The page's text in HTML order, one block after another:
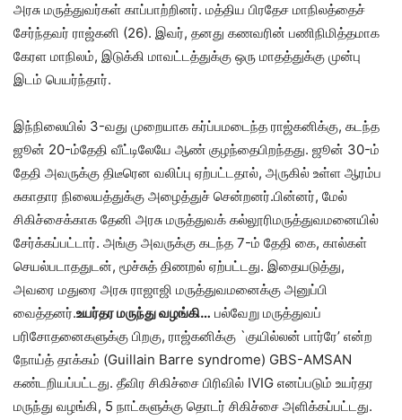
அரசு மருத்துவர்கள் காப்பாற்றினர். மத்திய பிரதேச மாநிலத்தைச்
சேர்ந்தவர் ராஜ்கனி (26). இவர், தனது கணவரின் பணிநிமித்தமாக
கேரள மாநிலம், இடுக்கி மாவட்டத்துக்கு ஒரு மாதத்துக்கு முன்பு
இடம் பெயர்ந்தார்.
இந்நிலையில் 3-வது முறையாக கர்ப்பமடைந்த ராஜ்கனிக்கு, கடந்த
ஜூன் 20-ம்தேதி வீட்டிலேயே ஆண் குழந்தைபிறந்தது. ஜூன் 30-ம்
தேதி அவருக்கு திடீரென வலிப்பு ஏற்பட்டதால், அருகில் உள்ள ஆரம்ப
சுகாதார நிலையத்துக்கு அழைத்துச் சென்றனர்.பின்னர், மேல்
சிகிச்சைக்காக தேனி அரசு மருத்துவக் கல்லூரிமருத்துவமனையில்
சேர்க்கப்பட்டார். அங்கு அவருக்கு கடந்த 7-ம் தேதி கை, கால்கள்
செயல்படாததுடன், மூச்சுத் திணறல் ஏற்பட்டது. இதையடுத்து,
அவரை மதுரை அரசு ராஜாஜி மருத்துவமனைக்கு அனுப்பி
வைத்தனர்.உயர்தர மருந்து வழங்கி… பல்வேறு மருத்துவப்
பரிசோதனைகளுக்கு பிறகு, ராஜ்கனிக்கு `குயில்லன் பார்ரே’ என்ற
நோய்த் தாக்கம் (Guillain Barre syndrome) GBS-AMSAN
கண்டறியப்பட்டது. தீவிர சிகிச்சை பிரிவில் IVIG எனப்படும் உயர்தர
மருந்து வழங்கி, 5 நாட்களுக்கு தொடர் சிகிச்சை அளிக்கப்பட்டது.